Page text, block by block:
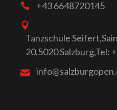
+43 6648720145
Tanzschule
20,5020 Salzburg,Tel: